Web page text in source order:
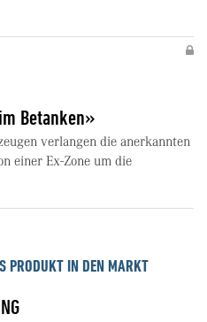
Betanken»
verlangen die anerkannten
einer Ex-Zone um die
PRODUKT IN DEN MARKT